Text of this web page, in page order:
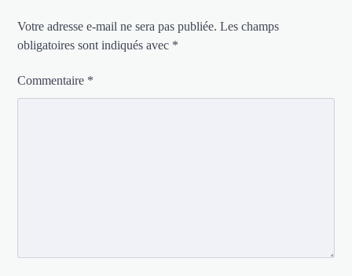
Votre adresse e-mail ne sera pas publiée. Les champs
obligatoires sont indiqués avec *
Commentaire *